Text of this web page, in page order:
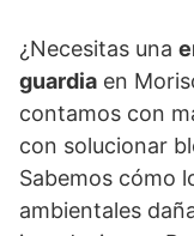
¿Necesitas una
guardia en
contamos con
con solucionar
Sabemos cómo
ambientales